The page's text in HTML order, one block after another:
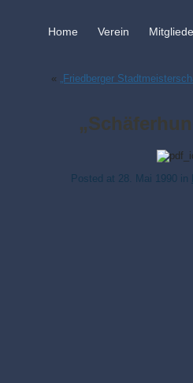
Home Verein
« „Friedberger
Posted at 28. Mai 1990 in